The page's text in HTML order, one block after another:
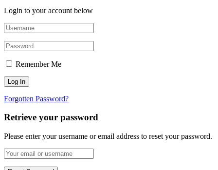
Login to your account below
Remember Me
Forgotten Password?
Retrieve your password
Please enter your username or email address to reset your password.